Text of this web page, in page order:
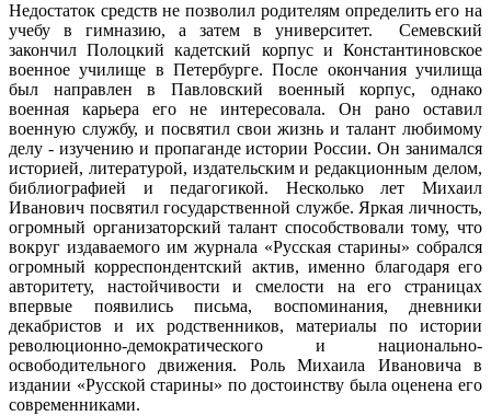
Недостаток средств не позволил родителям определить его на
учебу в гимназию, а затем в университет. Семевский
закончил Полоцкий кадетский корпус и Константиновское
военное училище в Петербурге. После окончания училища
был направлен в Павловский военный корпус, однако
военная карьера его не интересовала. Он рано оставил
военную службу, и посвятил свои жизнь и талант любимому
делу - изучению и пропаганде истории России. Он занимался
историей, литературой, издательским и редакционным делом,
библиографией и педагогикой. Несколько лет Михаил
Иванович посвятил государственной службе. Яркая личность,
огромный организаторский талант способствовали тому, что
вокруг издаваемого им журнала «Русская старины» собрался
огромный корреспондентский актив, именно благодаря его
авторитету, настойчивости и смелости на его страницах
впервые появились письма, воспоминания, дневники
декабристов и их родственников, материалы по истории
революционно-демократического и национально-
освободительного движения. Роль Михаила Ивановича в
издании «Русской старины» по достоинству была оценена его
современниками.